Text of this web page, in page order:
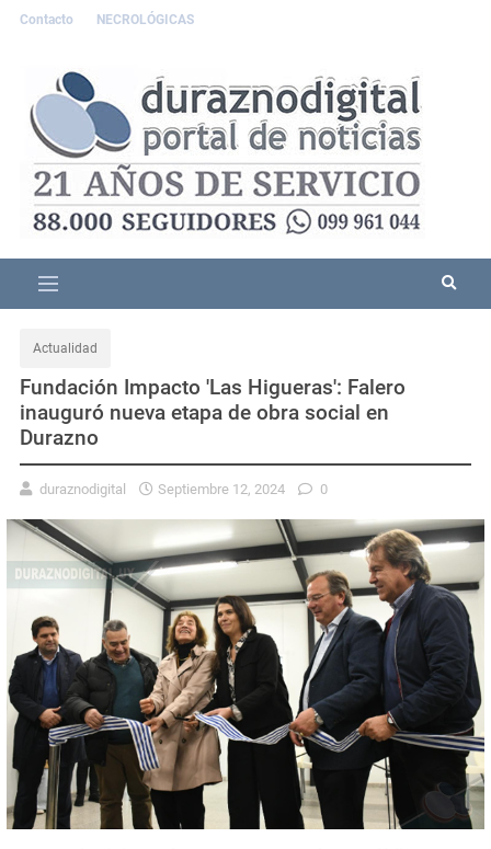
Contacto NECROLÓGICAS
Actualidad
Fundación Impacto 'Las Higueras': Falero
inauguró nueva etapa de obra social en
Durazno
duraznodigital Septiembre 12, 2024 0